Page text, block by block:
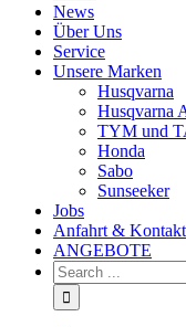
News
Über Uns
Service
Unsere Marken
Husqvarna
Husqvarna
TYM und
Honda
Sabo
Sunseeker
Jobs
Anfahrt & Kontakt
ANGEBOTE